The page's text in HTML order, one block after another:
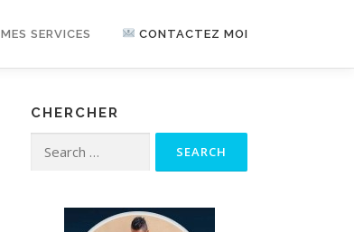
MES SERVICES CONTACTEZ MOI
CHERCHER
Search for: